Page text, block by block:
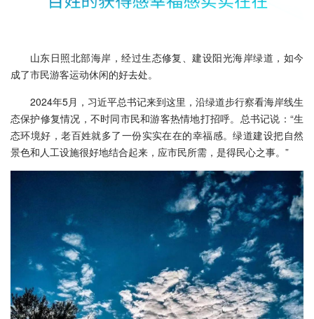
山东日照北部海岸，经过生态修复、建设阳光海岸绿道，如今
成了市民游客运动休闲的好去处。
2024年5月，习近平总书记来到这里，沿绿道步行察看海岸线生
态保护修复情况，不时同市民和游客热情地打招呼。总书记说：“生
态环境好，老百姓就多了一份实实在在的幸福感。绿道建设把自然
景色和人工设施很好地结合起来，应市民所需，是得民心之事。”